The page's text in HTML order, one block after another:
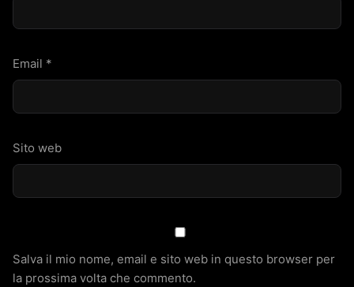
Email *
Sito web
Salva il mio nome, email e sito web in questo browser per
la prossima volta che commento.